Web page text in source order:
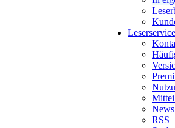
Leserservice
RSS